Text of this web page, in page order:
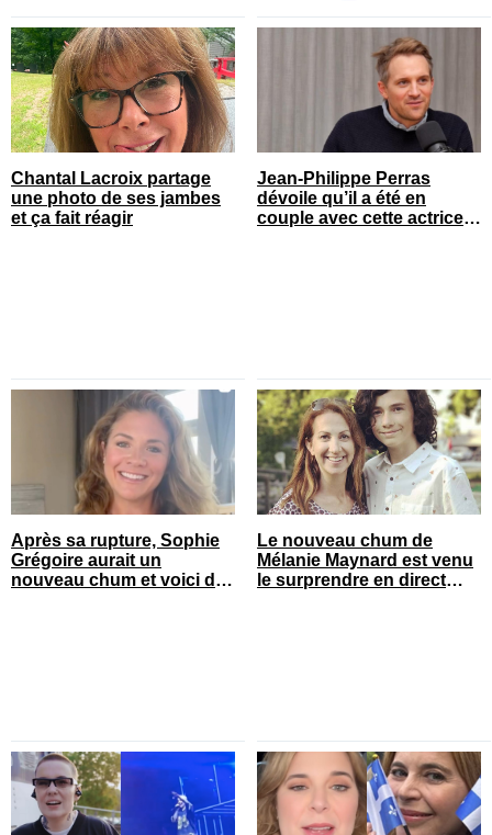
Chantal Lacroix partage
une photo de ses jambes
et ça fait réagir
Jean-Philippe Perras
dévoile qu’il a été en
couple avec cette actrice
Après sa rupture, Sophie
Grégoire aurait un
nouveau chum et voici de
Le nouveau chum de
Mélanie Maynard est venu
le surprendre en direct